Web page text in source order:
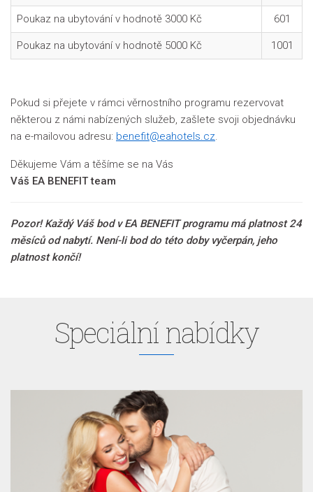
Poukaz na ubytování v hodnotě 3000 Kč 601
Poukaz na ubytování v hodnotě 5000 Kč 1001
Pokud si přejete v rámci věrnostního programu rezervovat
některou z námi nabízených služeb, zašlete svoji objednávku
na e-mailovou adresu: benefit@eahotels.cz.
Děkujeme Vám a těšíme se na Vás
Váš EA BENEFIT team
Pozor! Každý Váš bod v EA BENEFIT programu má platnost 24
měsíců od nabytí. Není-li bod do této doby vyčerpán, jeho
platnost končí!
Speciální nabídky